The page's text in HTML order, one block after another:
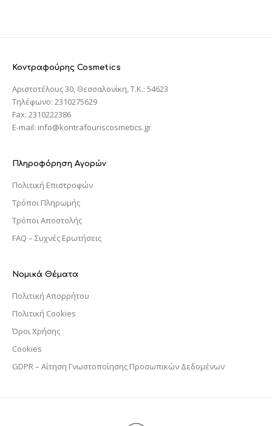
Κοντραφούρης Cosmetics
Αριστοτέλους 30, Θεσσαλονίκη, T.K.: 54623
Τηλέφωνο: 2310275629
Fax: 2310222386
E-mail: info@kontrafouriscosmetics.gr
Πληροφόρηση Αγορών
Πολιτική Επιστροφών
Τρόποι Πληρωμής
Τρόποι Αποστολής
FAQ – Συχνές Ερωτήσεις
Νομικά Θέματα
Πολιτική Απορρήτου
Πολιτική Cookies
Όροι Χρήσης
Cookies
GDPR – Αίτηση Γνωστοποίησης Προσωπικών Δεδομένων